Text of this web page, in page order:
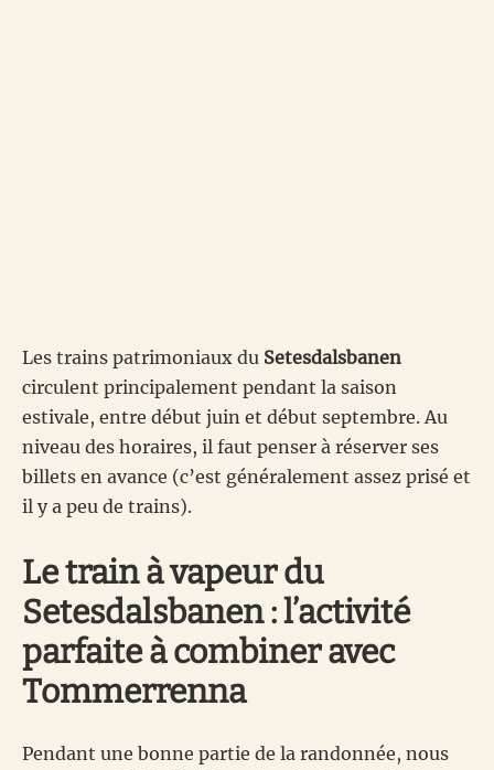
Les trains patrimoniaux du Setesdalsbanen
circulent principalement pendant la saison
estivale, entre début juin et début septembre. Au
niveau des horaires, il faut penser à réserver ses
billets en avance (c’est généralement assez prisé et
il y a peu de trains).
Le train à vapeur du
Setesdalsbanen : l’activité
parfaite à combiner avec
Tommerrenna
Pendant une bonne partie de la randonnée, nous